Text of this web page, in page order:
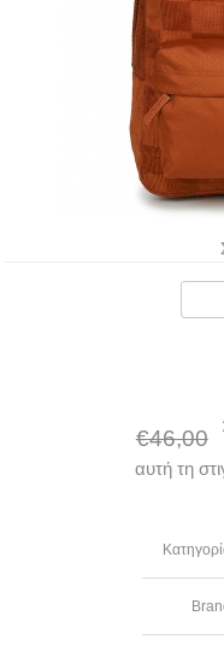
€46,00
αυτή τη